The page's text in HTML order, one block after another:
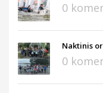
0
Naktinis
0